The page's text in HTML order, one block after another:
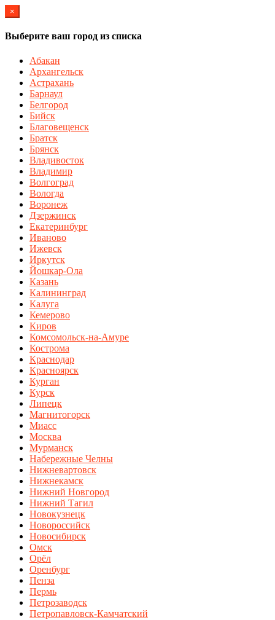
×
Выберите ваш город из списка
Абакан
Архангельск
Астрахань
Барнаул
Белгород
Бийск
Благовещенск
Братск
Брянск
Владивосток
Владимир
Волгоград
Вологда
Воронеж
Дзержинск
Екатеринбург
Иваново
Ижевск
Иркутск
Йошкар-Ола
Казань
Калининград
Калуга
Кемерово
Киров
Комсомольск-на-Амуре
Кострома
Краснодар
Красноярск
Курган
Курск
Липецк
Магнитогорск
Миасс
Москва
Мурманск
Набережные Челны
Нижневартовск
Нижнекамск
Нижний Новгород
Нижний Тагил
Новокузнецк
Новороссийск
Новосибирск
Омск
Орёл
Оренбург
Пенза
Пермь
Петрозаводск
Петропавловск-Камчатский